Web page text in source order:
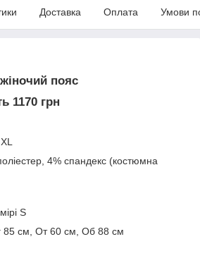
Доставка Оплата Умови
пояс
1170 грн
4% спандекс (костюмна
S
85 см, От 60 см, Об 88 см